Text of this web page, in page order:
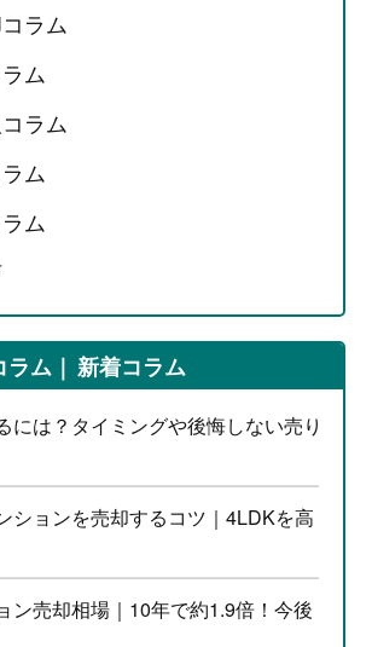
ラム
ム
ラム
ム
ム
ラム 新着コラム
には？タイミングや後悔しない売り
ションを売却するコツ｜4LDKを高
ン売却相場｜10年で約1.9倍！今後